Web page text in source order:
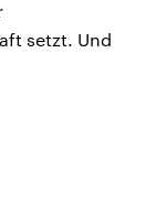
setzt. Und